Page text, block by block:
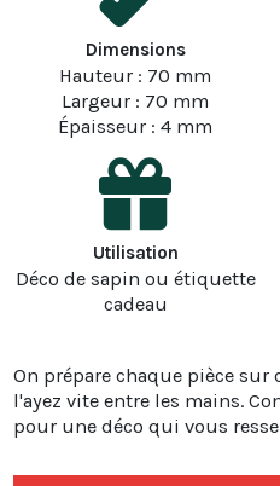
Dimensions
Hauteur : 70 mm
Largeur : 70 mm
Épaisseur : 4 mm
Utilisation
Déco de sapin ou étiquette
cadeau
On prépare chaque pièce
l'ayez vite entre les mains.
pour une déco qui vous